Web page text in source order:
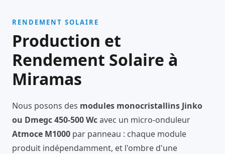
RENDEMENT SOLAIRE
Production et
Rendement Solaire à
Miramas
Nous posons des modules monocristallins Jinko
ou Dmegc 450-500 Wcavec un micro-onduleur
Atmoce M1000 par panneau : chaque module
produit indépendamment, et l'ombre d'une